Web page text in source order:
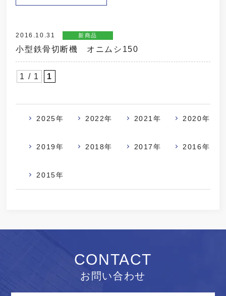
2016.10.31 新商品
小型鉄骨切断機 オニムシ150
1 / 1 1
2025年 2022年 2021年 2020年
2019年 2018年 2017年 2016年
2015年
CONTACT
お問い合わせ